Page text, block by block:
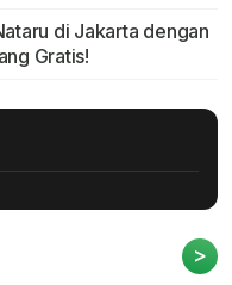
di Jakarta dengan
Gratis!
>